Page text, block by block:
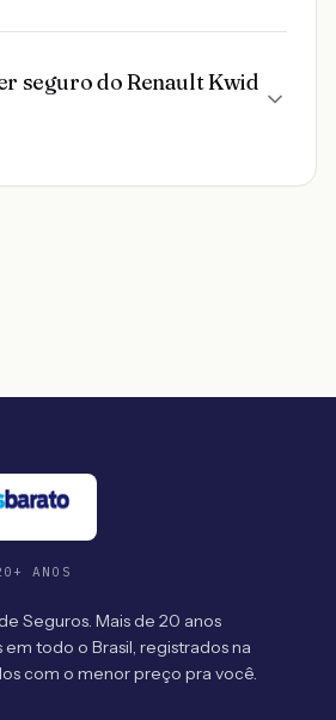
seguro do Renault Kwid
ANOS
Seguros. Mais de 20 anos
todo o Brasil, registrados na
com o menor preço pra você.